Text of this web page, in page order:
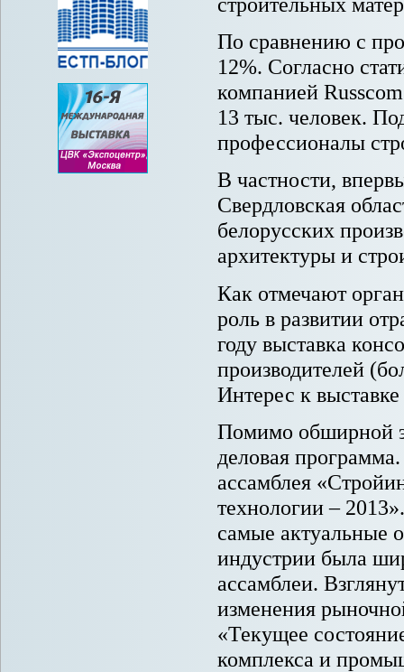
По сравнению с
12%. Согласно
компанией
13 тыс. человек.
профессионалы
В частности,
Свердловская
белорусских
архитектуры и
Как отмечают
роль в развитии
году выставка
производителей
Интерес к
Помимо обширной
деловая
ассамблея
технологии –
самые актуальные
индустрии была
ассамблеи.
изменения
«Текущее
комплекса и
Twitter